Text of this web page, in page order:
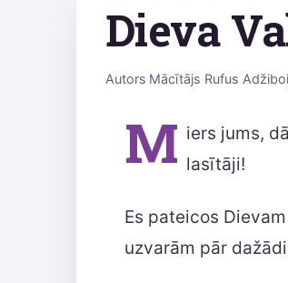
Dieva
Autors Mācītājs Rufus
M iers jums,
lasītāji!
Es pateicos
uzvarām pār